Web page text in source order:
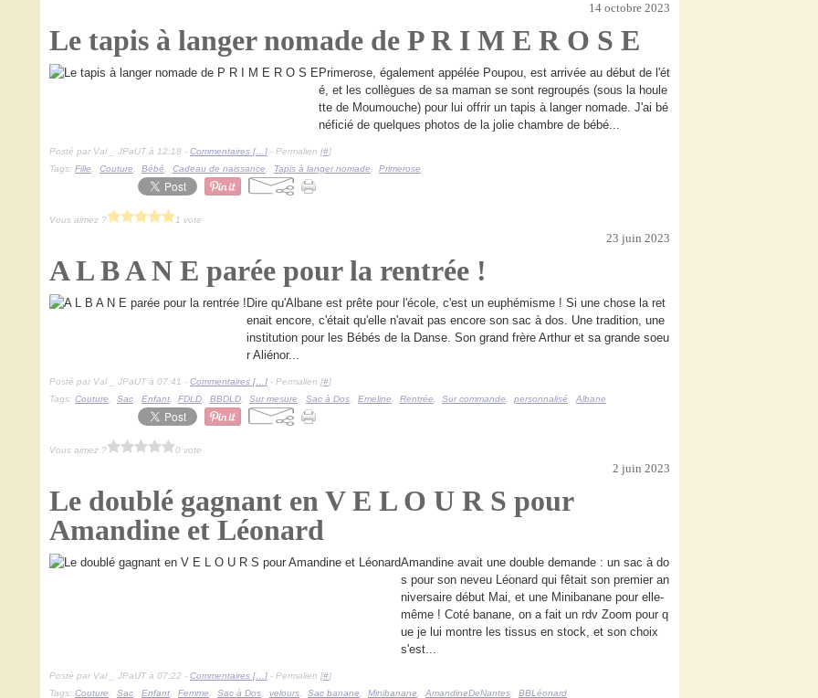
14 octobre 2023
Le tapis à langer nomade de P R I M E R O S E
Primerose, également appélée Poupou, est arrivée au début de l'ét
é, et les collègues de sa maman se sont regroupés (sous la houle
tte de Moumouche) pour lui offrir un tapis à langer nomade. J'ai bé
néficié de quelques photos de la jolie chambre de bébé...
Posté par Val _ JPaUT à 12:18 - Commentaires [… ] - Permalien [#]
Tags: Fille Couture Bébé Cadeau de naissance Tapis à langer nomade Primerose
Vous aimez ? 1 vote
23 juin 2023
A L B A N E parée pour la rentrée !
Dire qu'Albane est prête pour l'école, c'est un euphémisme ! Si une chose la ret
enait encore, c'était qu'elle n'avait pas encore son sac à dos. Une tradition, une
institution pour les Bébés de la Danse. Son grand frère Arthur et sa grande soeu
r Aliénor...
Posté par Val _ JPaUT à 07:41 - Commentaires [… ] - Permalien [#]
Tags: Couture Sac Enfant FDLD BBDLD Sur mesure Sac à Dos Emeline Rentrée Sur commande personnalisé Albane
Vous aimez ? 0 vote
2 juin 2023
Le doublé gagnant en V E L O U R S pour
Amandine et Léonard
Amandine avait une double demande : un sac à do
s pour son neveu Léonard qui fêtait son premier an
niversaire début Mai, et une Minibanane pour elle-
même ! Coté banane, on a fait un rdv Zoom pour q
ue je lui montre les tissus en stock, et son choix
s'est...
Posté par Val _ JPaUT à 07:22 - Commentaires [… ] - Permalien [#]
Tags: Couture Sac Enfant Femme Sac à Dos velours Sac banane Minibanane AmandineDeNantes BBLéonard